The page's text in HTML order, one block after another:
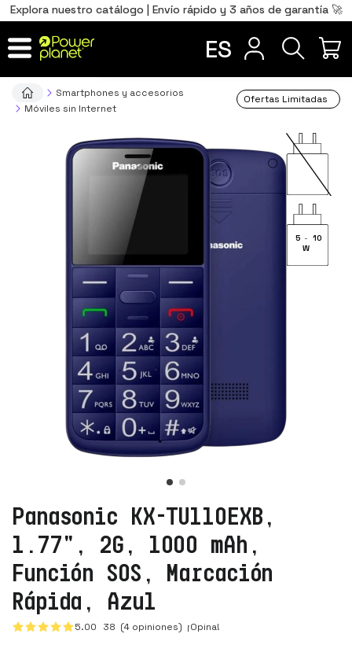
Explora nuestro catálogo | Envío rápido y 3 años de garantía 🚀
ES
Smartphones y accesorios
Móviles sin Internet
Ofertas Limitadas
5 - 10
W
Panasonic KX-TU110EXB,
1.77", 2G, 1000 mAh,
Función SOS, Marcación
Rápida, Azul
5.00 38 (4 opiniones) ¡Opina!
Total 0,00€
IR AL CARRITO
Português
PT
FR